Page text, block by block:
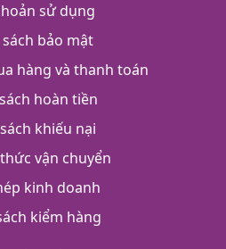
sử dụng
bảo mật
hàng và thanh toán
hoàn tiền
khiếu nại
vận chuyển
kinh doanh
kiểm hàng